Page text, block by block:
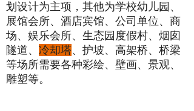
划设计为主项，其他为学校幼儿园、
展馆会所、酒店宾馆、公司单位、商
场、娱乐会所、生态园度假村、烟囱
隧道、 冷却塔、 护坡、高架桥、桥梁
等场所需要各种彩绘、壁画、景观、
雕塑等。